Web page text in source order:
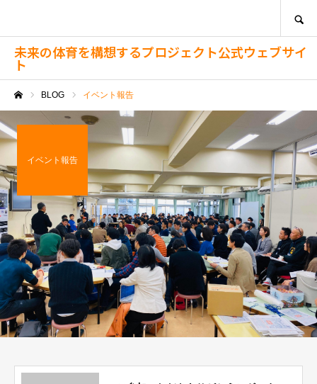
未来の体育を構想するプロジェクト公式ウェブサイ
ト
BLOG イベント報告
イベント報告